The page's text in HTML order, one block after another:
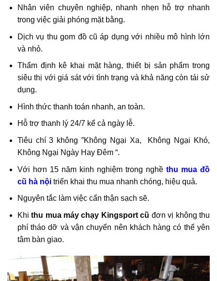
Nhân viên chuyên nghiệp, nhanh nhẹn hỗ trợ nhanh
trong việc giải phóng mặt bằng.
Dịch vụ thu gom đồ cũ áp dụng với nhiều mô hình lớn
và nhỏ.
Thẩm định kê khai mặt hàng, thiết bị sản phẩm trong
siêu thị với giá sát với tình trạng và khả năng còn tái sử
dụng.
Hình thức thanh toán nhanh, an toàn.
Hỗ trợ thanh lý 24/7 kể cả ngày lễ.
Tiêu chí 3 không ”Không Ngại Xa, Không Ngại Khó,
Không Ngại Ngày Hay Đêm “.
Với hơn 15 năm kinh nghiệm trong nghề thu mua đồ
cũ hà nộitriển khai thu mua nhanh chóng, hiệu quả.
Nguyên tắc làm việc cẩn thận sạch sẽ.
Khithu mua máy chạy Kingsport cũ đơn vị không thu
phí tháo dỡ và vận chuyển nên khách hàng có thể yên
tâm bàn giao.